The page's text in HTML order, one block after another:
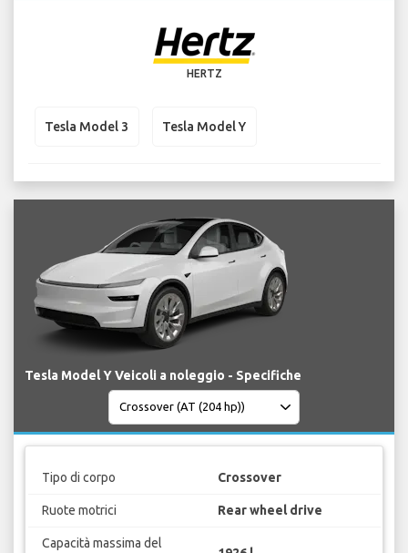
HERTZ
Tesla Model 3 Tesla Model Y
Tesla Model Y Veicoli a noleggio - Specifiche
Tipo di corpo Crossover
Ruote motrici Rear wheel drive
Capacità massima del